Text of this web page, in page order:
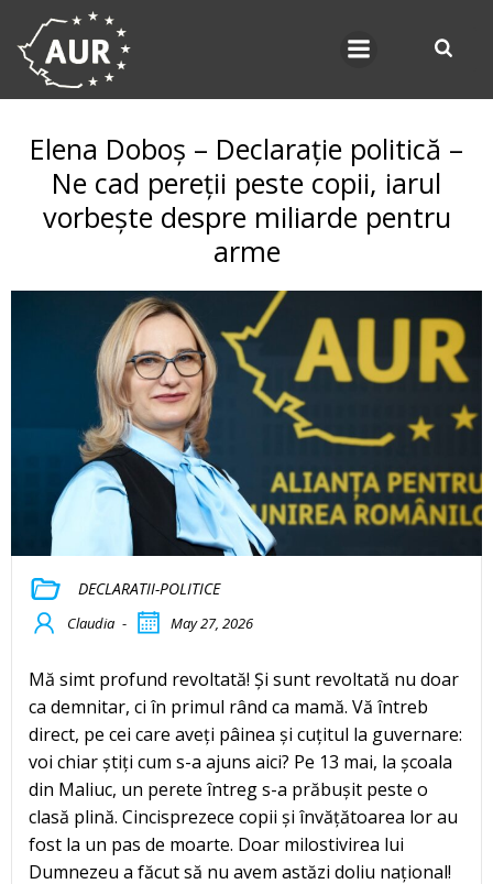
Elena Doboș – Declarație politică –
Ne cad pereții peste copii, iarul
vorbește despre miliarde pentru
arme
DECLARATII-POLITICE
Claudia - May 27, 2026
Mă simt profund revoltată! Și sunt revoltată nu doar
ca demnitar, ci în primul rând ca mamă. Vă întreb
direct, pe cei care aveți pâinea și cuțitul la guvernare:
voi chiar știți cum s-a ajuns aici? Pe 13 mai, la școala
din Maliuc, un perete întreg s-a prăbușit peste o
clasă plină. Cincisprezece copii și învățătoarea lor au
fost la un pas de moarte. Doar milostivirea lui
Dumnezeu a făcut să nu avem astăzi doliu național!